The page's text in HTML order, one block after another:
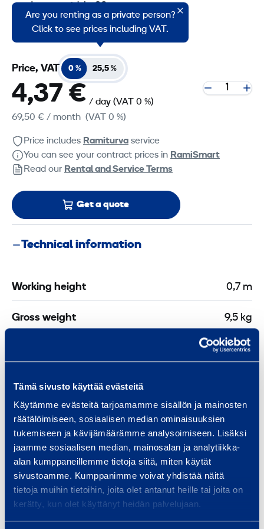
Tämä sivusto käyttää evästeitä
Käytämme evästeitä tarjoamamme sisällön ja mainosten
räätälöimiseen, sosiaalisen median ominaisuuksien
tukemiseen ja kävijämäärämme analysoimiseen. Lisäksi
jaamme sosiaalisen median, mainosalan ja analytiikka-
alan kumppaneillemme tietoja siitä, miten käytät
sivustoamme. Kumppanimme voivat yhdistää näitä
tietoja muihin tietoihin, joita olet antanut heille tai joita on
kerätty, kun olet käyttänyt heidän palvelujaan.
Lower width: 93 cm
Opening at the bottom: 65 cm
Are you renting as a private person?
Click to see prices including VAT.
Price, VAT 0 % 25,5 %
4,37 € / day (VAT 0 %)
69,50 € / month (VAT 0 %)
Price includes Ramiturva service
You can see your contract prices in RamiSmart
Read our Rental and Service Terms
Get a quote
Technical information
Working height 0,7 m
Gross weight 9,5 kg
0,7 m
Transport height 0,7 m
Documents
Similar products